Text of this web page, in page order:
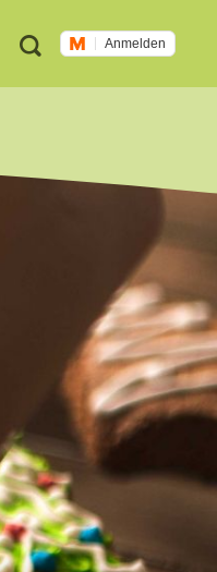
Meta
Navigation
Suche Anmelden